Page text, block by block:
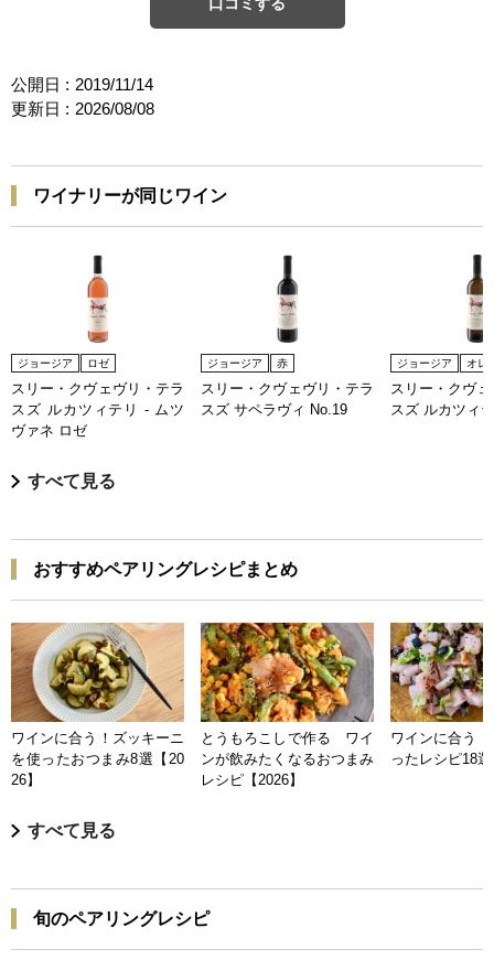
公開日 : 2019/11/14
更新日 : 2026/08/08
ワイナリーが同じワイン
ジョージア ロゼ
スリー・クヴェヴリ・テラ
スズ ルカツィテリ - ムツ
ヴァネ ロゼ
ジョージア 赤
スリー・クヴェヴリ・テラ
スズ サペラヴィ No.19
ジョージア オレ
スリー・クヴ
スズ ルカツィ
すべて見る
おすすめペアリングレシピまとめ
ワインに合う！ズッキーニ
を使ったおつまみ8選【20
26】
とうもろこしで作る ワイ
ンが飲みたくなるおつまみ
レシピ【2026】
ワインに合う
ったレシピ18
すべて見る
旬のペアリングレシピ